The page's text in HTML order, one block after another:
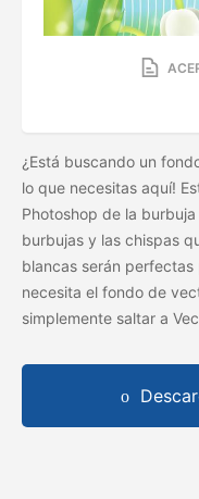
¿Está buscando un
lo que necesitas aquí!
Photoshop de la
burbujas y las chispas
blancas serán
necesita el fondo de
simplemente saltar a